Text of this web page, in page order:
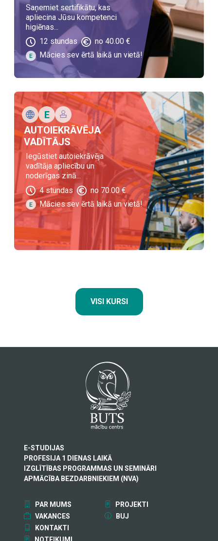
Saņemiet sertifikātu, kas
apliecina Jūsu kompetenci
higiēnas...
12 stundas no40.00 €
Mācies sev ērtā laikā un vietā!
AUTOIEKRĀVĒJA
VADĪTĀJS
Iegūstiet autoiekrāvēja
vadītāja apliecību un
noderīgas zinā...
4 stundas no 70.00€
Mācies sev ērtā laikā un vietā!
VISI KURSI
E-STUDIJAS
PROFESIJA 1 DIENAS LAIKĀ
IZGLĪTĪBAS PROGRAMMAS UN SEMINĀRI
APMĀCĪBA BEZDARBNIEKIEM (NVA)
PAR MUMS
PROJEKTI
VAKANCES
BUJ
KONTAKTI